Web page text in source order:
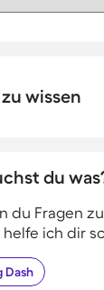
wissen
du
du Fragen
helfe ich dir
Dash